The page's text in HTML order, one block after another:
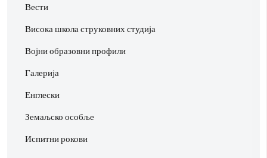
Вести
Висока школа струковних студија
Војни образовни профили
Галерија
Енглески
Земаљско особље
Испитни рокови